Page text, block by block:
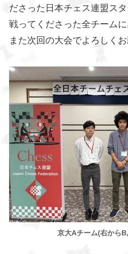
ださった日本チェス連盟ス
戦ってくださった全チームに
また次回の大会でよろしくお
京大Aチーム(右から